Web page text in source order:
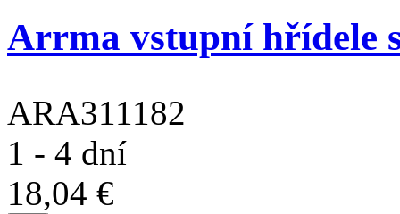
Arrma vstupní hřídele
ARA311182
1 - 4 dní
18,04 €